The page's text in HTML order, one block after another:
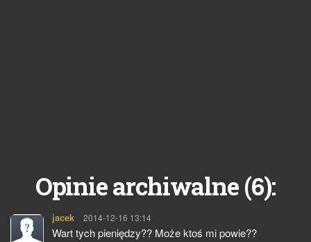
Opinie archiwalne (6):
jacek pisze:
2014-12-16 13:14
Wart tych pieniędzy?? Może ktoś mi powie??